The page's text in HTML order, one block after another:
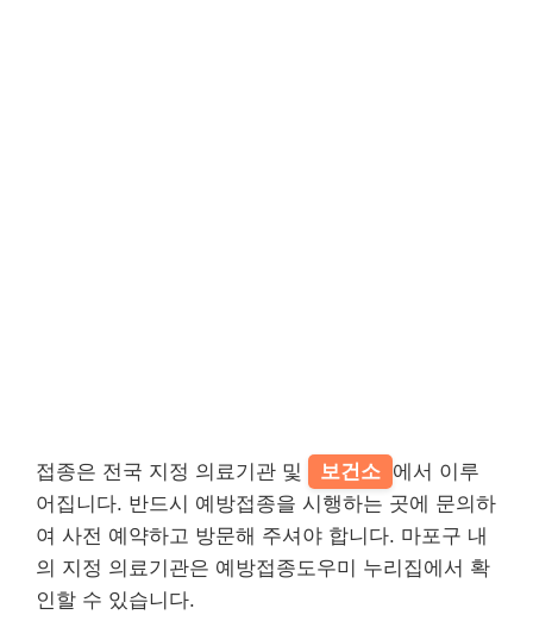
접종은 전국 지정 의료기관 및 보건소 에서 이루
어집니다. 반드시 예방접종을 시행하는 곳에 문의하
여 사전 예약하고 방문해 주셔야 합니다. 마포구 내
의 지정 의료기관은 예방접종도우미 누리집에서 확
인할 수 있습니다.